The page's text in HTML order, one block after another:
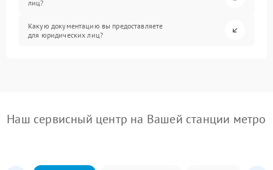
лиц?
Какую документацию вы предоставляете
для юридических лиц?
Наш сервисный центр на Вашей станции метро